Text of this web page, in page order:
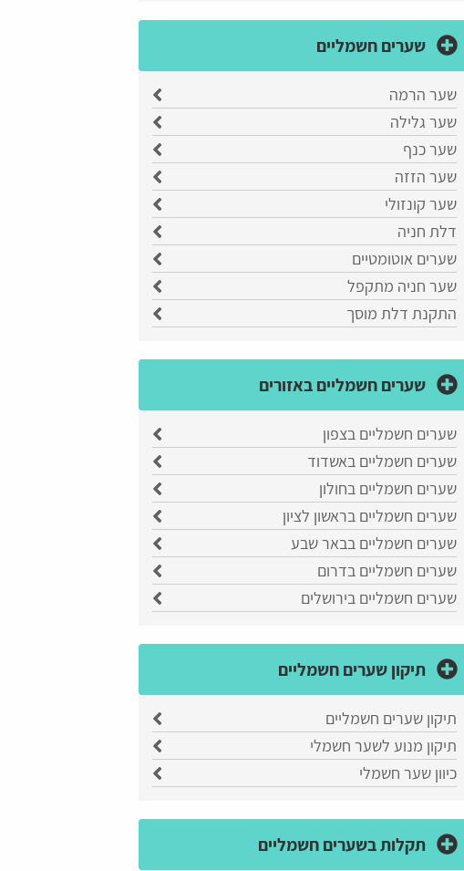
שערים חשמליים
שער הרמה
​שער גלילה
שער כנף
שער הזזה
שער קונזולי
דלת חניה
שערים אוטומטיים
שער חניה מתקפל
התקנת דלת מוסך
שערים חשמליים באזורים
שערים חשמליים בצפון
שערים חשמליים באשדוד
שערים חשמליים בחולון
שערים חשמליים בראשון לציון
שערים חשמליים בבאר שבע
שערים חשמליים בדרום
שערים חשמליים בירושלים
תיקון שערים חשמליים
תיקון שערים חשמליים
תיקון מנוע לשער חשמלי
כיוון שער חשמלי
תקלות בשערים חשמליים